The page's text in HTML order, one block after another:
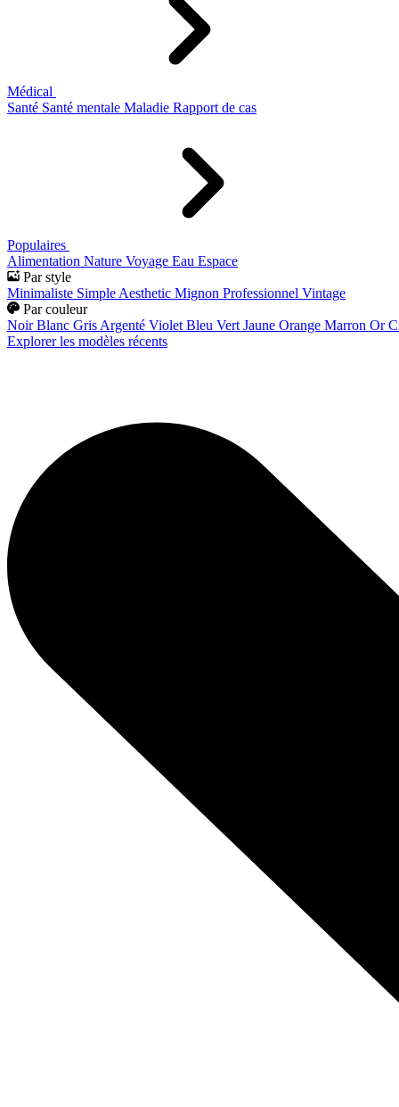
Médical
Santé Santé mentale Maladie Rapport de cas
Populaires
Alimentation Nature Voyage Eau Espace
Par style
Minimaliste Simple Aesthetic Mignon Professionnel Vintage
Par couleur
Noir Blanc Gris Argenté Violet Bleu Vert Jaune Orange Marron Or
Explorer les modèles récents